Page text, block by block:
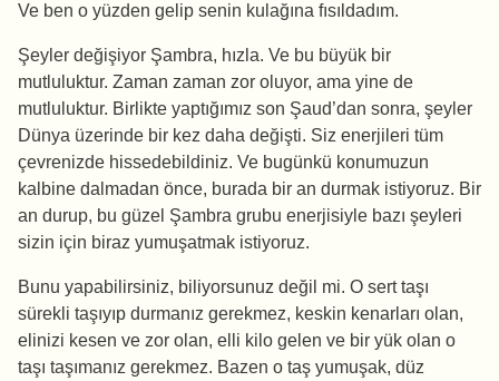
Ve ben o yüzden gelip senin kulağına fısıldadım.
Şeyler değişiyor Şambra, hızla. Ve bu büyük bir
mutluluktur. Zaman zaman zor oluyor, ama yine de
mutluluktur. Birlikte yaptığımız son Şaud’dan sonra, şeyler
Dünya üzerinde bir kez daha değişti. Siz enerjileri tüm
çevrenizde hissedebildiniz. Ve bugünkü konumuzun
kalbine dalmadan önce, burada bir an durmak istiyoruz. Bir
an durup, bu güzel Şambra grubu enerjisiyle bazı şeyleri
sizin için biraz yumuşatmak istiyoruz.
Bunu yapabilirsiniz, biliyorsunuz değil mi. O sert taşı
sürekli taşıyıp durmanız gerekmez, keskin kenarları olan,
elinizi kesen ve zor olan, elli kilo gelen ve bir yük olan o
taşı taşımanız gerekmez. Bazen o taş yumuşak, düz